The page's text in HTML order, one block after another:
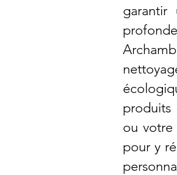
produits
ou votre
pour y